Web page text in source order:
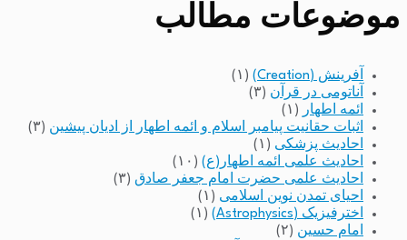
موضوعات مطالب
آفرینش (Creation)
(۱)
آناتومی در قرآن (۳)
ائمه اطهار
(۱)
اثبات حقانیت پیامبر اسلام و ائمه اطهار از ادیان پیشین (۳)
احادیث پزشکی (۱)
احادیث علمی ائمه اطهار(ع) (۱۰)
احادیث علمی حضرت امام جعفر صادق (۳)
احیای تمدن نوین اسلامی (۱)
اخترفیزیک (Astrophysics)
(۱)
امام حسین (۲)